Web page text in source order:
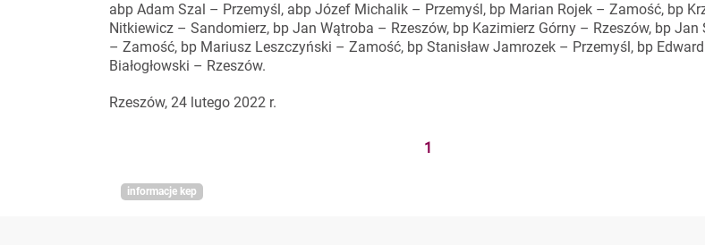
abp Adam Szal – Przemyśl, abp Józef Michalik – Przemyśl, bp Marian Rojek – Zamość, bp
Nitkiewicz – Sandomierz, bp Jan Wątroba – Rzeszów, bp Kazimierz Górny – Rzeszów, bp Jan
– Zamość, bp Mariusz Leszczyński – Zamość, bp Stanisław Jamrozek – Przemyśl, bp Edward
Białogłowski – Rzeszów.
Rzeszów, 24 lutego 2022 r.
1
informacje kep